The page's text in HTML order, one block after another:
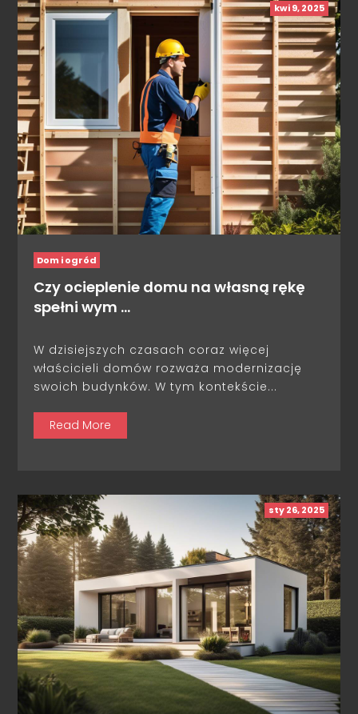
kwi 9, 2025
Dom i ogród
Czy ocieplenie domu na własną rękę
spełni wym …
W dzisiejszych czasach coraz więcej
właścicieli domów rozważa modernizację
swoich budynków. W tym kontekście...
Read More
sty 26, 2025